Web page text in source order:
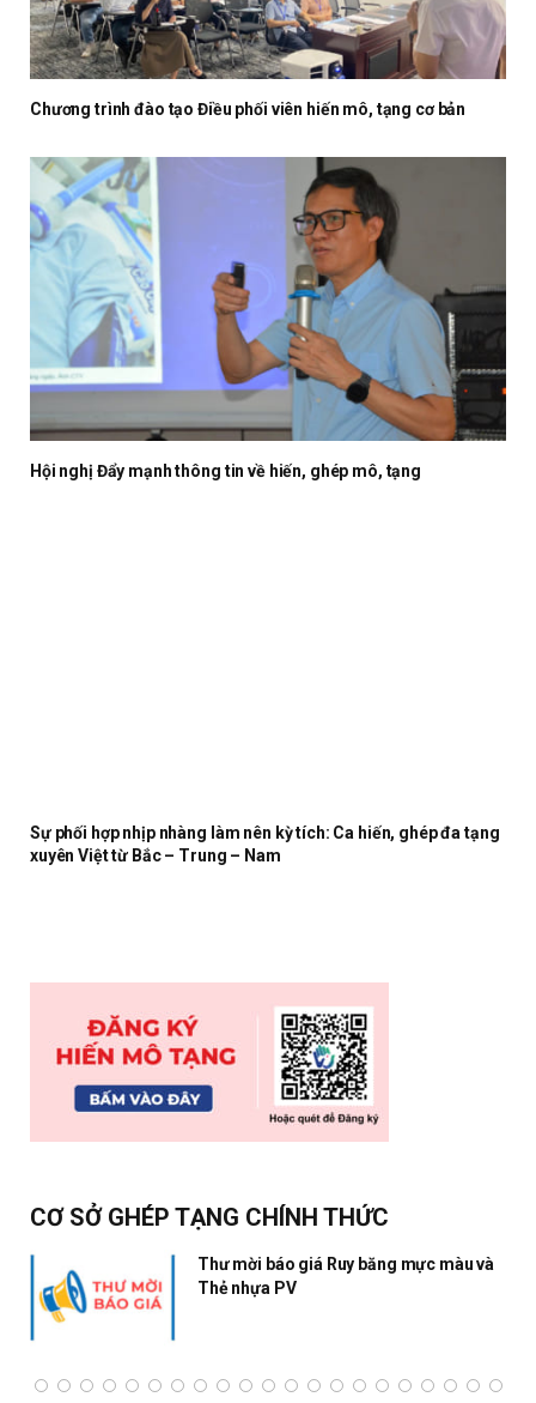
Chương trình đào tạo Điều phối viên hiến mô, tạng cơ bản
Hội nghị Đẩy mạnh thông tin về hiến, ghép mô, tạng
Sự phối hợp nhịp nhàng làm nên kỳ tích: Ca hiến, ghép đa tạng
xuyên Việt từ Bắc – Trung – Nam
CƠ SỞ GHÉP TẠNG CHÍNH THỨC
Thư mời báo giá Ruy băng mực màu và
Thẻ nhựa PV